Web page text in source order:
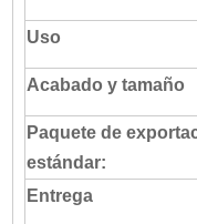
Uso
Acabado y tamaño
Paquete de
estándar:
Entrega